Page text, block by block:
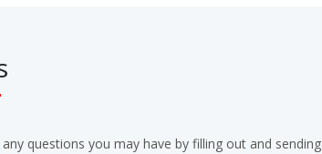
questions you may have by filling out and